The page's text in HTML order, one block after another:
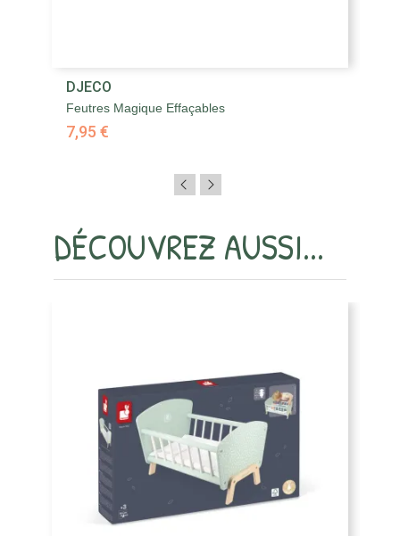
DJECO
Feutres Magique Effaçables
7,95 €
DÉCOUVREZ AUSSI...